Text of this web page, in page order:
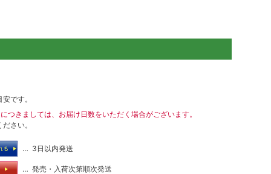
です。
つきましては、お届け日数をいただく場合がございます。
さい。
る … 3日以内発送
… 発売・入荷次第順次発送